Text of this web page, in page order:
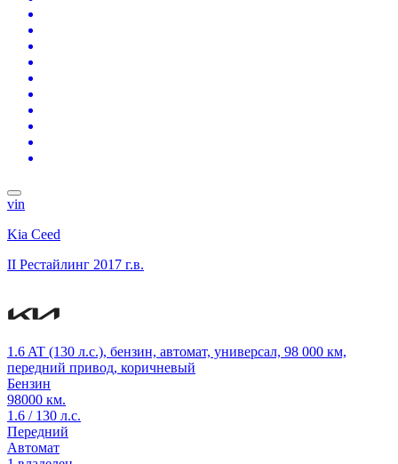
vin
Kia Ceed
II Рестайлинг 2017 г.в.
1.6 AT (130 л.с.), бензин, автомат, универсал, 98 000 км,
передний привод, коричневый
Бензин
98000 км.
1.6 / 130 л.с.
Передний
Автомат